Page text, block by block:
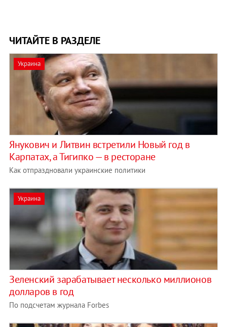
ЧИТАЙТЕ В РАЗДЕЛЕ
Украина
Янукович и Литвин встретили Новый год в
Карпатах, а Тигипко — в ресторане
Как отпраздновали украинские политики
Украина
Зеленский зарабатывает несколько миллионов
долларов в год
По подсчетам журнала Forbes